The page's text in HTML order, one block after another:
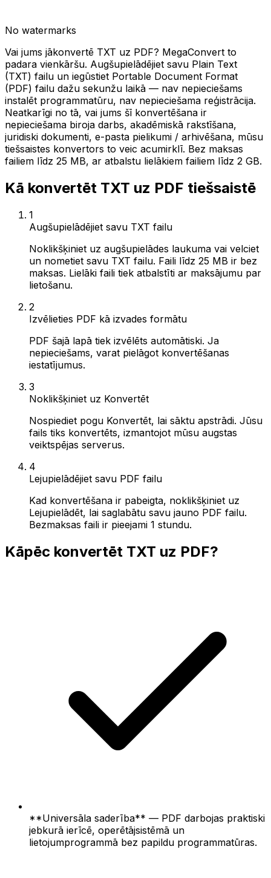
No watermarks
Vai jums jākonvertē TXT uz PDF? MegaConvert to
padara vienkāršu. Augšupielādējiet savu Plain Text
(TXT) failu un iegūstiet Portable Document Format
(PDF) failu dažu sekunžu laikā — nav nepieciešams
instalēt programmatūru, nav nepieciešama reģistrācija.
Neatkarīgi no tā, vai jums šī konvertēšana ir
nepieciešama biroja darbs, akadēmiskā rakstīšana,
juridiski dokumenti, e-pasta pielikumi / arhivēšana, mūsu
tiešsaistes konvertors to veic acumirklī. Bez maksas
failiem līdz 25 MB, ar atbalstu lielākiem failiem līdz 2 GB.
Kā konvertēt TXT uz PDF tiešsaistē
1
Augšupielādējiet savu TXT failu
Noklikšķiniet uz augšupielādes laukuma vai velciet
un nometiet savu TXT failu. Faili līdz 25 MB ir bez
maksas. Lielāki faili tiek atbalstīti ar maksājumu par
lietošanu.
2
Izvēlieties PDF kā izvades formātu
PDF šajā lapā tiek izvēlēts automātiski. Ja
nepieciešams, varat pielāgot konvertēšanas
iestatījumus.
3
Noklikšķiniet uz Konvertēt
Nospiediet pogu Konvertēt, lai sāktu apstrādi. Jūsu
fails tiks konvertēts, izmantojot mūsu augstas
veiktspējas serverus.
4
Lejupielādējiet savu PDF failu
Kad konvertēšana ir pabeigta, noklikšķiniet uz
Lejupielādēt, lai saglabātu savu jauno PDF failu.
Bezmaksas faili ir pieejami 1 stundu.
Kāpēc konvertēt TXT uz PDF?
**Universāla saderība** — PDF darbojas praktiski
jebkurā ierīcē, operētājsistēmā un
lietojumprogrammā bez papildu programmatūras.